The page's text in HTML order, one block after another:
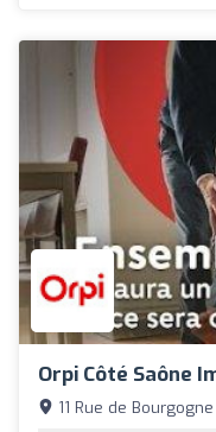
Orpi Côté Saône
11 Rue de